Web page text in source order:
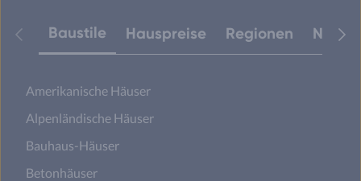
Baustile Hauspreise Regionen
Amerikanische Häuser
Alpenländische Häuser
Bauhaus-Häuser
Betonhäuser